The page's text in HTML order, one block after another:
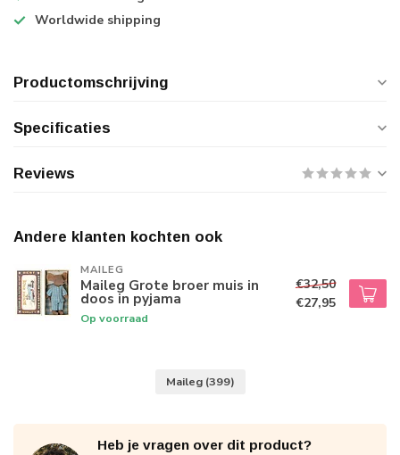
Worldwide shipping
Productomschrijving
Specificaties
Reviews
Andere klanten kochten ook
MAILEG
Maileg Grote broer muis in
doos in pyjama
Op voorraad
€32,50
€27,95
Maileg (399)
Heb je vragen over dit product?